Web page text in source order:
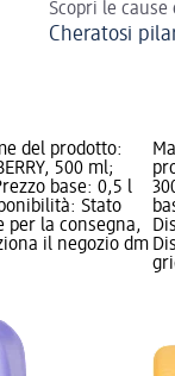
Scopri le
Cheratosi
del prodotto:
500 ml;
base: 0,5 l
Stato
per la consegna,
il negozio dm